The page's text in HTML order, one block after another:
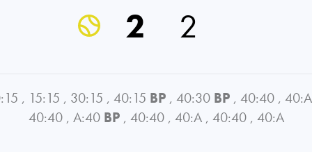
2 2
, 15:15 , 30:15 , 40:15 BP , 40:30 BP , 40:40 , 40:A
40:40 , A:40 BP , 40:40 , 40:A , 40:40 , 40:A